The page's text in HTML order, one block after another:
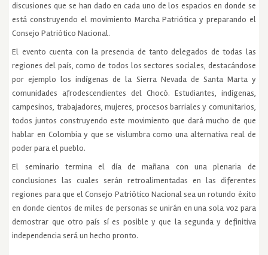
discusiones que se han dado en cada uno de los espacios en donde se
está construyendo el movimiento Marcha Patriótica y preparando el
Consejo Patriótico Nacional.
El evento cuenta con la presencia de tanto delegados de todas las
regiones del país, como de todos los sectores sociales, destacándose
por ejemplo los indígenas de la Sierra Nevada de Santa Marta y
comunidades afrodescendientes del Chocó. Estudiantes, indígenas,
campesinos, trabajadores, mujeres, procesos barriales y comunitarios,
todos juntos construyendo este movimiento que dará mucho de que
hablar en Colombia y que se vislumbra como una alternativa real de
poder para el pueblo.
El seminario termina el día de mañana con una plenaria de
conclusiones las cuales serán retroalimentadas en las diferentes
regiones para que el Consejo Patriótico Nacional sea un rotundo éxito
en donde cientos de miles de personas se unirán en una sola voz para
demostrar que otro país sí es posible y que la segunda y definitiva
independencia será un hecho pronto.